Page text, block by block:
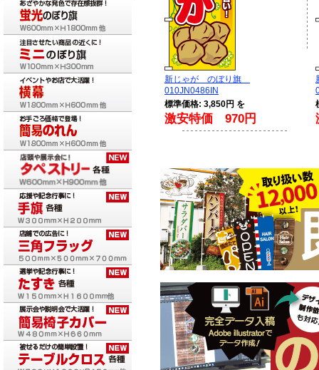
新じゃが のぼり旗
010JN0486IN
標準価格: 3,850円 を
激安特価 970円